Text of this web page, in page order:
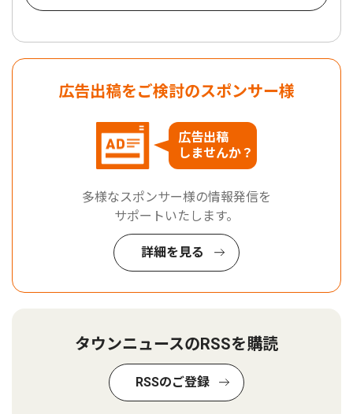
広告出稿をご検討のスポンサー様
広告出稿
しませんか？
多様なスポンサー様の情報発信を
サポートいたします。
詳細を見る
タウンニュースのRSSを購読
RSSのご登録